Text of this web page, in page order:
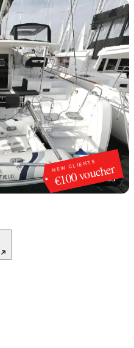
NEW CLIENTS
€100 voucher
1/53